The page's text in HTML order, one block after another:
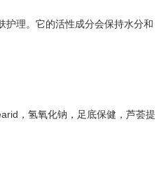
护理。它的活性成分会保持水分和
，氢氧化钠，足底保健，芦荟提